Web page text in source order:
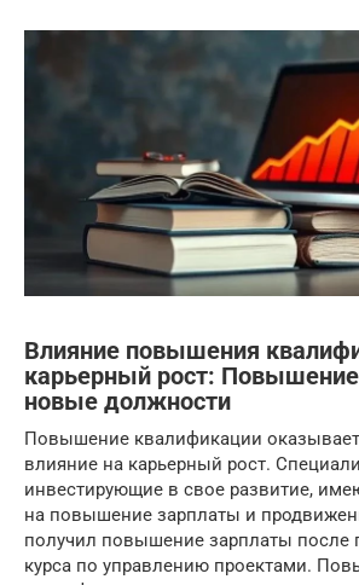
Влияние повышения
карьерный рост: Повышение
новые должности
Повышение квалификации
влияние на карьерный рост.
инвестирующие в свое развитие,
на повышение зарплаты и
получил повышение зарплаты после
курса по управлению проектами.